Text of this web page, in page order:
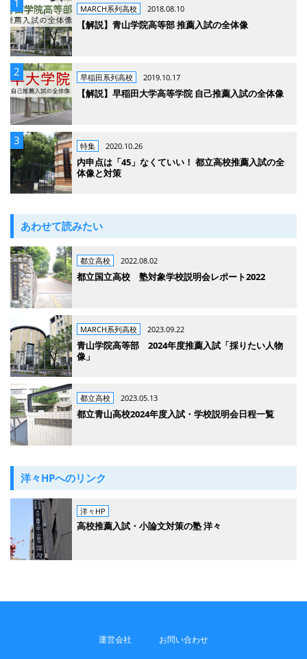
MARCH系列高校 2018.08.10
【解説】青山学院高等部 推薦入試の全体像
早稲田系列高校 2019.10.17
【解説】早稲田大学高等学院 自己推薦入試の全体像
特集 2020.10.26
内申点は「45」なくていい！ 都立高校推薦入試の全
体像と対策
あわせて読みたい
都立高校 2022.08.02
都立国立高校 塾対象学校説明会レポート2022
MARCH系列高校 2023.09.22
青山学院高等部 2024年度推薦入試「採りたい人物
像」
都立高校 2023.05.13
都立青山高校2024年度入試・学校説明会日程一覧
洋々HPへのリンク
洋々HP
高校推薦入試・小論文対策の塾 洋々
運営会社 お問い合わせ